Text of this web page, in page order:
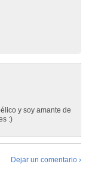
y soy amante de
:)
Dejar un comentario ›